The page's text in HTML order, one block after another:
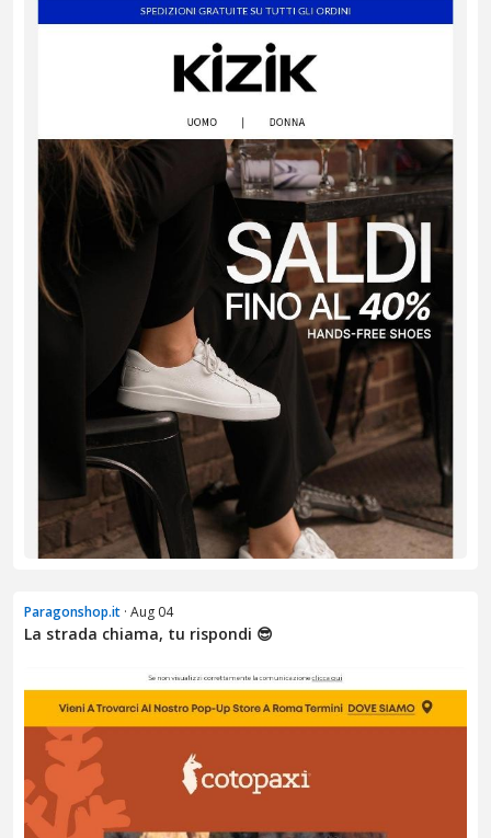
Paragonshop.it · Aug 04
La strada chiama, tu rispondi 😎